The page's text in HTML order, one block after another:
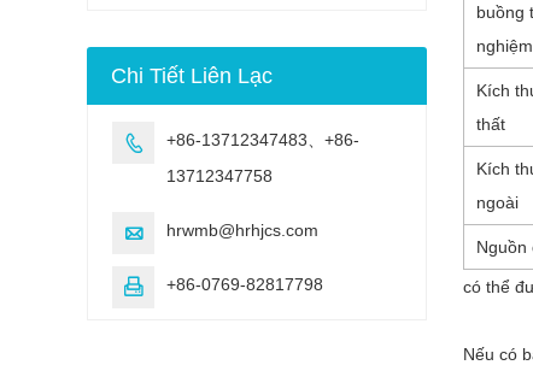
buồng
nghiệm
Kích
thất
Kích
ngoài
Nguồn
có thể
Nếu có
Chi Tiết Liên Lạc

+86-13712347483、+86-
13712347758
 hrwmb@hrhjcs.com
 +86-0769-82817798